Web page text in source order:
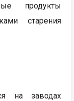
продукты
старения
на заводах